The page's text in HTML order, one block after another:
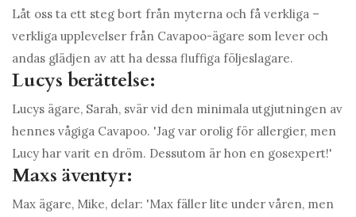
Låt oss ta ett steg bort från myterna och få verkliga –
verkliga upplevelser från Cavapoo-ägare som lever och
andas glädjen av att ha dessa fluffiga följeslagare.
Lucys berättelse:
Lucys ägare, Sarah, svär vid den minimala utgjutningen av
hennes vågiga Cavapoo. 'Jag var orolig för allergier, men
Lucy har varit en dröm. Dessutom är hon en gosexpert!'
Maxs äventyr:
Max ägare, Mike, delar: 'Max fäller lite under våren, men